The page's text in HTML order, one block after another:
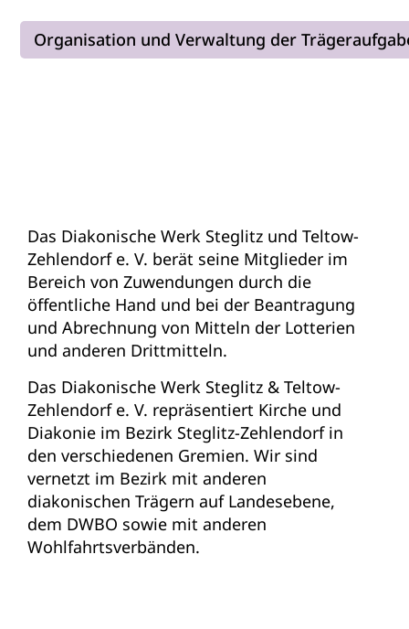
Organisation und Verwaltung der
Das Diakonische Werk Steglitz und Teltow-
Zehlendorf e. V. berät seine Mitglieder im
Bereich von Zuwendungen durch die
öffentliche Hand und bei der Beantragung
und Abrechnung von Mitteln der Lotterien
und anderen Drittmitteln.
Das Diakonische Werk Steglitz & Teltow-
Zehlendorf e. V. repräsentiert Kirche und
Diakonie im Bezirk Steglitz-Zehlendorf in
den verschiedenen Gremien. Wir sind
vernetzt im Bezirk mit anderen
diakonischen Trägern auf Landesebene,
dem DWBO sowie mit anderen
Wohlfahrtsverbänden.